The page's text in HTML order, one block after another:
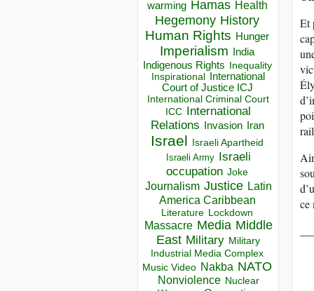
warming Hamas Health
Hegemony History
Human Rights Hunger
Imperialism India
Indigenous Rights Inequality
Inspirational
International
Court of Justice ICJ
International Criminal Court
ICC
International
Relations
Invasion Iran
Israel Israeli Apartheid
Israeli Army Israeli
occupation Joke
Journalism Justice Latin
America Caribbean
Literature Lockdown
Massacre Media Middle
East Military Military
Industrial Media Complex
Music Video Nakba NATO
Nonviolence Nuclear
Et
ce